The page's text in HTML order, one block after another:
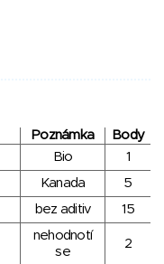
Poznámka
Body
Bio
1
Kanada
5
bez aditiv 15
nehodnotí
se
2